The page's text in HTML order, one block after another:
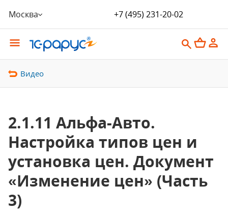
Москва +7 (495) 231-20-02
Видео
2.1.11 Альфа-Авто.
Настройка типов цен и
установка цен. Документ
«Изменение цен» (Часть
3)